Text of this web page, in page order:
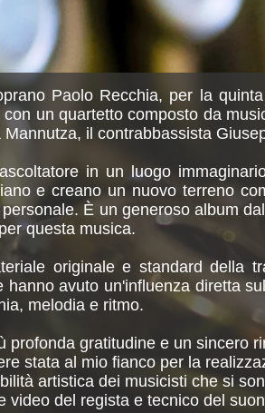
Paolo Recchia, per la
un quartetto composto da
il contrabbassista
in un luogo
e creano un nuovo terreno
È un generoso album
questa musica.
originale e standard della
hanno avuto un'influenza diretta
melodia e ritmo.
profonda gratitudine e un sincero
stata al mio fianco per la
artistica dei musicisti che si
video del regista e tecnico del